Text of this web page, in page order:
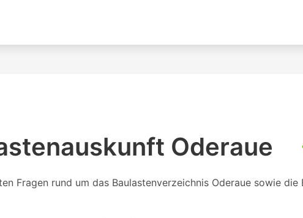
Oderaue
Fragen rund um das Baulastenverzeichnis Oderaue sowie die